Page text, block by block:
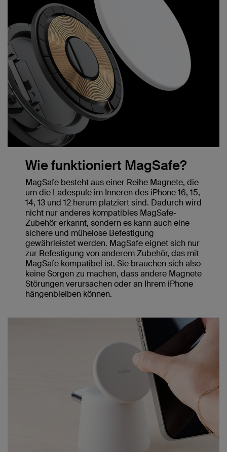
Wie funktioniert MagSafe?
MagSafe besteht aus einer Reihe Magnete, die
um die Ladespule im Inneren des iPhone 16, 15,
14, 13 und 12 herum platziert sind. Dadurch wird
nicht nur anderes kompatibles MagSafe-
Zubehör erkannt, sondern es kann auch eine
sichere und mühelose Befestigung
gewährleistet werden. MagSafe eignet sich nur
zur Befestigung von anderem Zubehör, das mit
MagSafe kompatibel ist. Sie brauchen sich also
keine Sorgen zu machen, dass andere Magnete
Störungen verursachen oder an Ihrem iPhone
hängenbleiben können.